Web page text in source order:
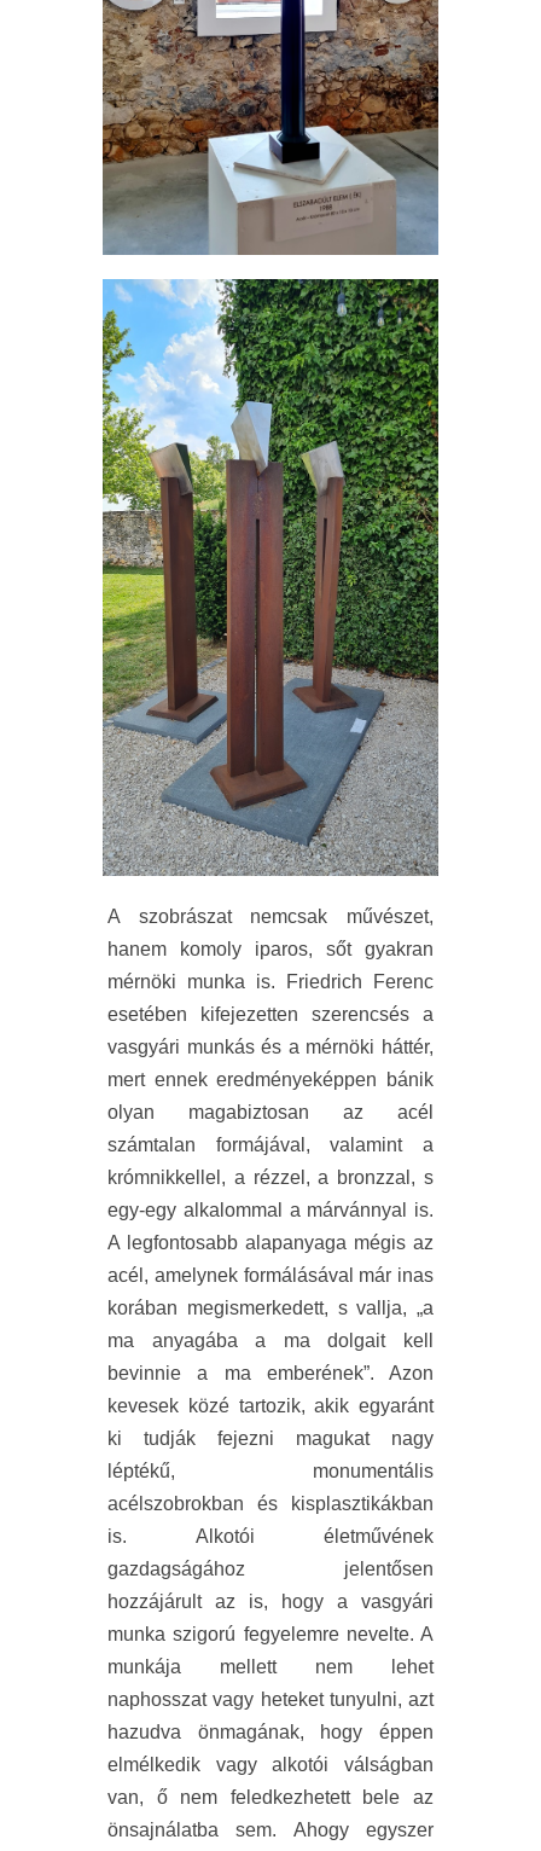
A szobrászat nemcsak művészet,
hanem komoly iparos, sőt gyakran
mérnöki munka is. Friedrich Ferenc
esetében kifejezetten szerencsés a
vasgyári munkás és a mérnöki háttér,
mert ennek eredményeképpen bánik
olyan magabiztosan az acél
számtalan formájával, valamint a
krómnikkellel, a rézzel, a bronzzal, s
egy-egy alkalommal a márvánnyal is.
A legfontosabb alapanyaga mégis az
acél, amelynek formálásával már inas
korában megismerkedett, s vallja, „a
ma anyagába a ma dolgait kell
bevinnie a ma emberének”. Azon
kevesek közé tartozik, akik egyaránt
ki tudják fejezni magukat nagy
léptékű, monumentális
acélszobrokban és kisplasztikákban
is. Alkotói életművének
gazdagságához jelentősen
hozzájárult az is, hogy a vasgyári
munka szigorú fegyelemre nevelte. A
munkája mellett nem lehet
naphosszat vagy heteket tunyulni, azt
hazudva önmagának, hogy éppen
elmélkedik vagy alkotói válságban
van, ő nem feledkezhetett bele az
önsajnálatba sem. Ahogy egyszer